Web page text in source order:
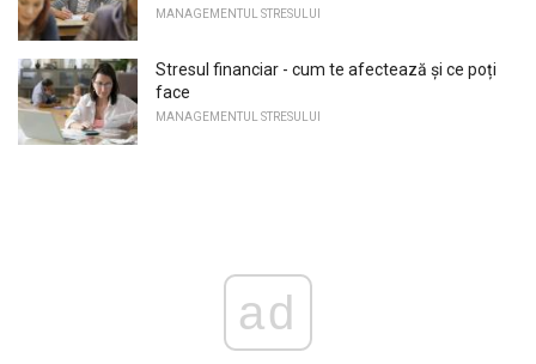
MANAGEMENTUL STRESULUI
Stresul financiar - cum te afectează și ce poți
face
MANAGEMENTUL STRESULUI
ad